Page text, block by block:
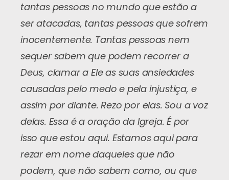
tantas pessoas no mundo que estão a
ser atacadas, tantas pessoas que sofrem
inocentemente. Tantas pessoas nem
sequer sabem que podem recorrer a
Deus, clamar a Ele as suas ansiedades
causadas pelo medo e pela injustiça, e
assim por diante. Rezo por elas. Sou a voz
delas. Essa é a oração da Igreja. É por
isso que estou aqui. Estamos aqui para
rezar em nome daqueles que não
podem, que não sabem como, ou que